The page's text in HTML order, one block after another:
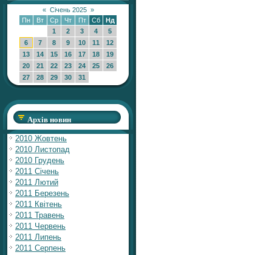
« Січень 2025 »
Пн
Вт Ср Чт Пт Сб
Нд
1
2 3 4
5
6
7 8 9 10 11
12
13
14 15 16 17 18
19
20
21 22 23 24 25
26
27
28 29 30 31
Архів новин
2010 Жовтень
2010 Листопад
2010 Грудень
2011 Січень
2011 Лютий
2011 Березень
2011 Квітень
2011 Травень
2011 Червень
2011 Липень
2011 Серпень